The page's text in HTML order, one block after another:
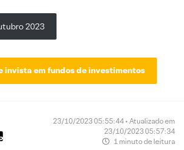
2023
invista em fundos de investimentos
23/10/2023 05:55:44 • Atualizado em
23/10/2023 05:57:34
1 minuto de leitura